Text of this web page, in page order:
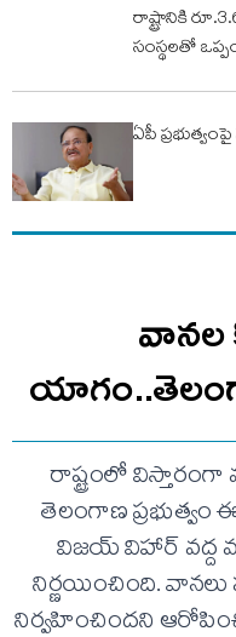
రాష్ట్రానికి
సంస్థలతో
ఏపీ
వానల
రాష్ట్రంలో విస్తారంగా
తెలంగాణ ప్రభుత్వం
విజయ్ విహార్ వద్ద
నిర్ణయించింది. వానలు
నిర్వహించిందని